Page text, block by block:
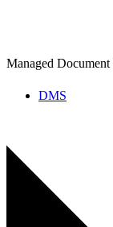
Managed
DMS